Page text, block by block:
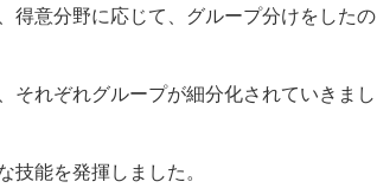
得意分野に応じて、グループ分けをしたの
それぞれグループが細分化されていきまし
能を発揮しました。